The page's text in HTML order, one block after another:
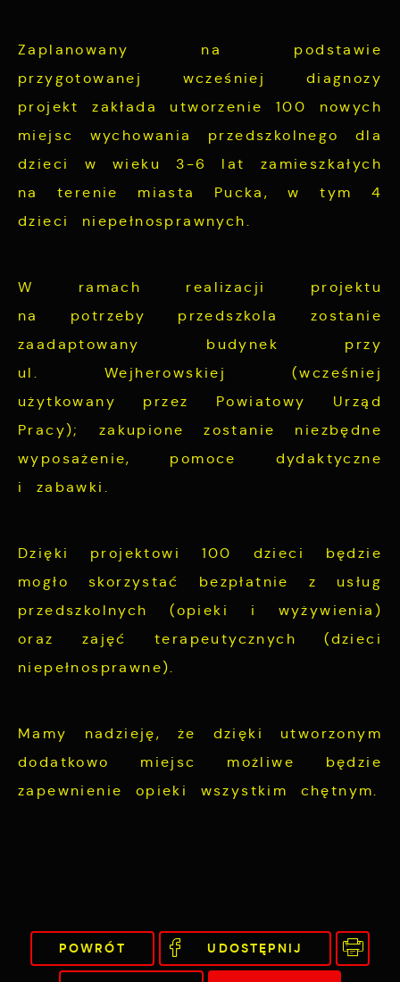
Zaplanowany na podstawie
przygotowanej wcześniej diagnozy
projekt zakłada utworzenie 100 nowych
miejsc wychowania przedszkolnego dla
dzieci w wieku 3-6 lat zamieszkałych
na terenie miasta Pucka, w tym 4
dzieci niepełnosprawnych.
W ramach realizacji projektu
na potrzeby przedszkola zostanie
zaadaptowany budynek przy
ul. Wejherowskiej (wcześniej
użytkowany przez Powiatowy Urząd
Pracy); zakupione zostanie niezbędne
wyposażenie, pomoce dydaktyczne
i zabawki.
Dzięki projektowi 100 dzieci będzie
mogło skorzystać bezpłatnie z usług
przedszkolnych (opieki i wyżywienia)
oraz zajęć terapeutycznych (dzieci
niepełnosprawne).
Mamy nadzieję, że dzięki utworzonym
dodatkowo miejsc możliwe będzie
zapewnienie opieki wszystkim chętnym.
POWRÓT UDOSTĘPNIJ